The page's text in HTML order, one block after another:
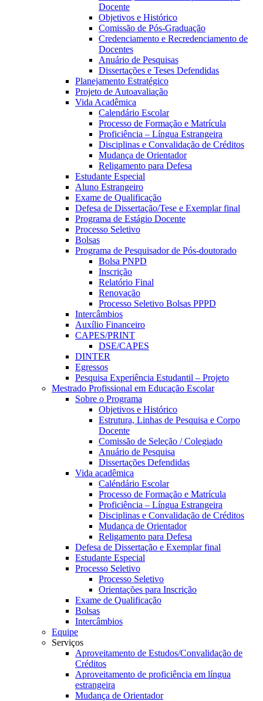
Docente
Objetivos e Histórico
Comissão de Pós-Graduação
Credenciamento e Recredenciamento de
Docentes
Anuário de Pesquisas
Dissertações e Teses Defendidas
Planejamento Estratégico
Projeto de Autoavaliação
Vida Acadêmica
Calendário Escolar
Processo de Formação e Matrícula
Proficiência – Língua Estrangeira
Disciplinas e Convalidação de Créditos
Mudança de Orientador
Religamento para Defesa
Estudante Especial
Aluno Estrangeiro
Exame de Qualificação
Defesa de Dissertação/Tese e Exemplar final
Programa de Estágio Docente
Processo Seletivo
Bolsas
Programa de Pesquisador de Pós-doutorado
Bolsa PNPD
Inscrição
Relatório Final
Renovação
Processo Seletivo Bolsas PPPD
Intercâmbios
Auxílio Financeiro
CAPES/PRINT
DSE/CAPES
DINTER
Egressos
Pesquisa Experiência Estudantil – Projeto
Mestrado Profissional em Educação Escolar
Sobre o Programa
Objetivos e Histórico
Estrutura, Linhas de Pesquisa e Corpo
Docente
Comissão de Seleção / Colegiado
Anuário de Pesquisa
Dissertações Defendidas
Vida acadêmica
Caléndário Escolar
Processo de Formação e Matrícula
Proficiência – Língua Estrangeira
Disciplinas e Convalidação de Créditos
Mudança de Orientador
Religamento para Defesa
Defesa de Dissertação e Exemplar final
Estudante Especial
Processo Seletivo
Processo Seletivo
Orientações para Inscrição
Exame de Qualificação
Bolsas
Intercâmbios
Equipe
Serviços
Aproveitamento de Estudos/Convalidação de
Créditos
Aproveitamento de proficiência em língua
estrangeira
Mudança de Orientador